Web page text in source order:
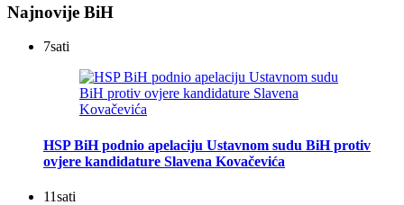
Najnovije BiH
7sati
HSP BiH podnio apelaciju Ustavnom sudu BiH protiv
ovjere kandidature Slavena Kovačevića
11sati